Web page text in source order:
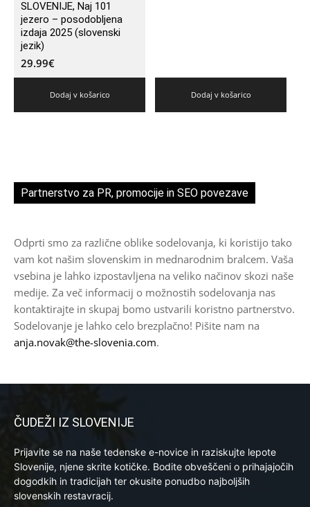
SLOVENIJE, Naj 101
jezero – posodobljena
izdaja 2025 (slovenski
jezik)
29.99€
Dodaj v košarico Dodaj v košarico
Partnerstvo za PR, promocije in SEO povezave
Odprti smo za različne oblike sodelovanja, ki koristijo tako
vam kot našim slovenskim in mednarodnim bralcem. Vaša
vsebina je lahko izpostavljena na veliko načinov skozi naše
medije. Za več informacij o možnostih sodelovanja nas
kontaktirajte in skupaj bomo ustvarili koristno partnerstvo.
Sodelovanje je lahko celo brezplačno! Pišite nam na
anja.novak@the-slovenia.com.
ČUDEŽI IZ SLOVENIJE
Prijavite se na naše tedenske e-novice in raziskujte lepote
Slovenije, njene skrite kotičke. Bodite obveščeni o prihajajočih
dogodkih in tradicijah ter okusite ponudbo najboljših
slovenskih restavracij.